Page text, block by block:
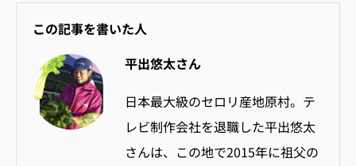
この記事を書いた人
平出悠太さん
日本最大級のセロリ産地原村。テ
レビ制作会社を退職した平出悠太
さんは、この地で2015年に祖父の